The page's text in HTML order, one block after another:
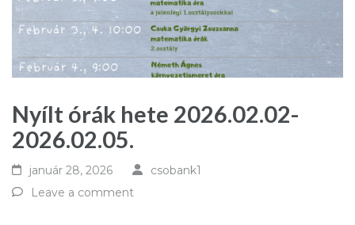
Nyílt órák hete 2026.02.02-
2026.02.05.
január 28, 2026
csobank1
Leave a comment